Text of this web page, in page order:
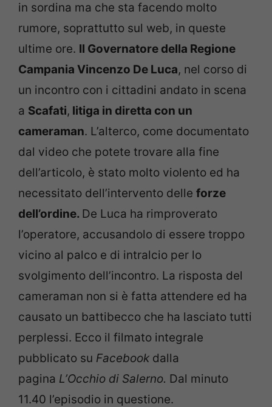
in sordina ma che sta facendo molto
rumore, soprattutto sul web, in queste
ultime ore. Il Governatore della Regione
Campania Vincenzo De Luca, nel corso di
un incontro con i cittadini andato in scena
a Scafati, litiga in diretta con un
cameraman. L’alterco, come documentato
dal video che potete trovare alla fine
dell’articolo, è stato molto violento ed ha
necessitato dell’intervento delle forze
dell’ordine. De Luca ha rimproverato
l’operatore, accusandolo di essere troppo
vicino al palco e di intralcio per lo
svolgimento dell’incontro. La risposta del
cameraman non si è fatta attendere ed ha
causato un battibecco che ha lasciato tutti
perplessi. Ecco il filmato integrale
pubblicato su Facebook dalla
pagina L’Occhio di Salerno. Dal minuto
11.40 l’episodio in questione.